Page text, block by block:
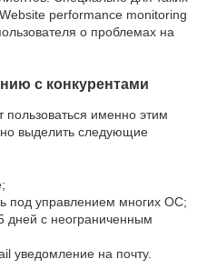
performance monitoring
о проблемах на
с конкурентами
именно этим
выделить следующие
под управлением многих ОС;
дней с неограниченным
уведомление на почту.